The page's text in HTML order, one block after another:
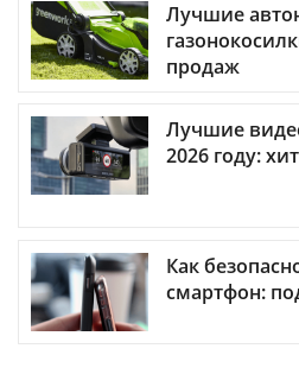
Лучшие
продаж
Лучшие
2026 году:
Как
смартфон: